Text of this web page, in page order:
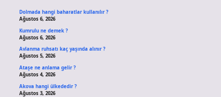
Dolmada hangi baharatlar kullanılır ?
Ağustos 6, 2026
Kumrulu ne demek ?
Ağustos 6, 2026
Avlanma ruhsatı kaç yaşında alınır ?
Ağustos 5, 2026
Ataşe ne anlama gelir ?
Ağustos 4, 2026
Akova hangi ülkededir ?
Ağustos 3, 2026